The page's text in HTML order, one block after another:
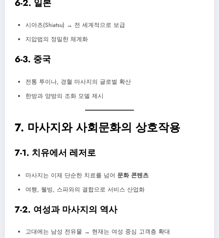
6-2. 일본
시아츠(Shiatsu) → 전 세계적으로 보급
지압법의 정밀한 체계화
6-3. 중국
전통 투이나, 경혈 마사지의 글로벌 확산
한방과 양방의 조화 모델 제시
7. 마사지와 사회문화의 상호작용
7-1. 치유에서 레저로
마사지는 이제 단순한 치료를 넘어 문화 콘텐츠
여행, 웰빙, 스파와의 결합으로 서비스 산업화
7-2. 여성과 마사지의 역사
고대에는 남성 전유물 → 현재는 여성 중심 고객층 확대